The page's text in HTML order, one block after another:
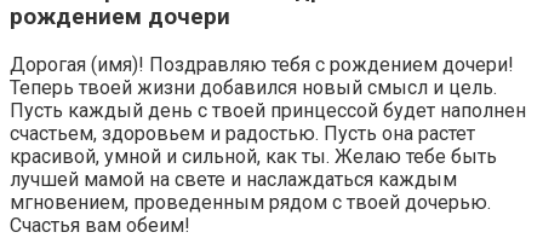
рождением дочери
Дорогая (имя)! Поздравляю тебя с рождением дочери!
Теперь твоей жизни добавился новый смысл и цель.
Пусть каждый день с твоей принцессой будет наполнен
счастьем, здоровьем и радостью. Пусть она растет
красивой, умной и сильной, как ты. Желаю тебе быть
лучшей мамой на свете и наслаждаться каждым
мгновением, проведенным рядом с твоей дочерью.
Счастья вам обеим!